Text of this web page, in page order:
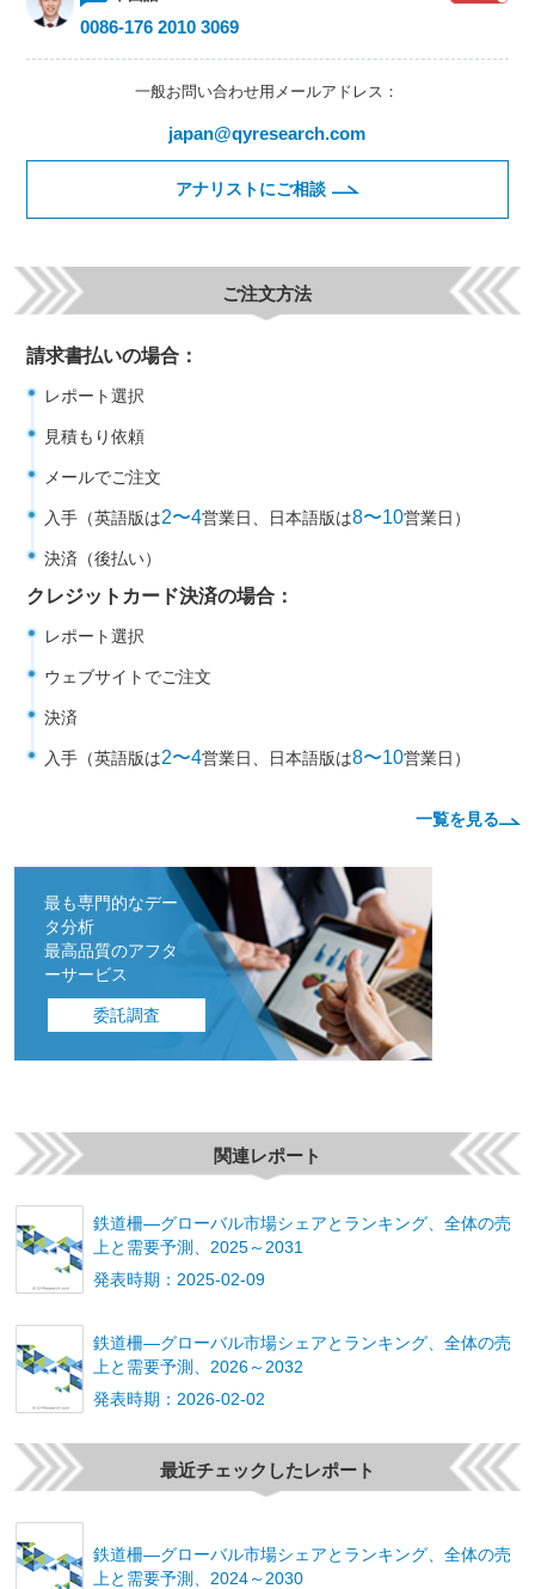
0086-176 2010 3069
一般お問い合わせ用メールアドレス：
japan@qyresearch.com
アナリストにご相談
ご注文方法
請求書払いの場合：
レポート選択
見積もり依頼
メールでご注文
入手（英語版は2〜4営業日、日本語版は8〜10営業日）
決済（後払い）
クレジットカード決済の場合：
レポート選択
ウェブサイトでご注文
決済
入手（英語版は2〜4営業日、日本語版は8〜10営業日）
一覧を見る
最も専門的なデー
タ分析
最高品質のアフタ
ーサービス
委託調査
関連レポート
鉄道柵―グローバル市場シェアとランキング、全体の売
上と需要予測、2025～2031
発表時期：2025-02-09
鉄道柵―グローバル市場シェアとランキング、全体の売
上と需要予測、2026～2032
発表時期：2026-02-02
最近チェックしたレポート
鉄道柵―グローバル市場シェアとランキング、全体の売
上と需要予測、2024～2030